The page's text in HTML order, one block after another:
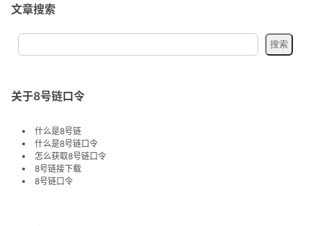
文章搜索
关于8号链口令
什么是8号链
什么是8号链口令
怎么获取8号链口令
8号链接下载
8号链口令